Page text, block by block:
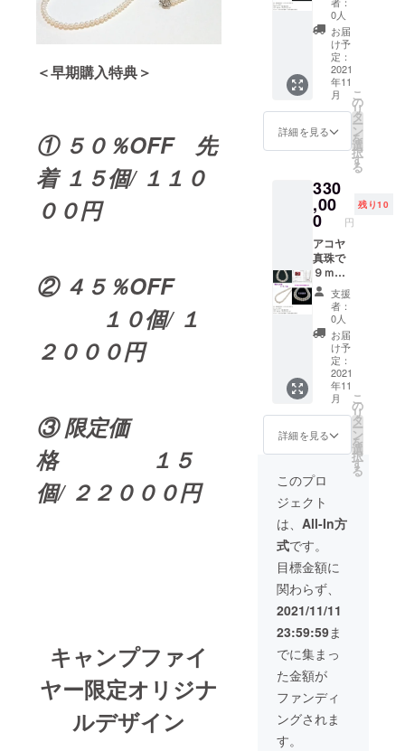
＜早期購入特典＞
① ５０％OFF 先
着 １５個/ １１０
００円
② ４５％OFF
１０個/ １
２０００円
③ 限定価
格 １５
個/ ２２０００円
キャンプファイ
ヤー限定オリジナ
ルデザイン
究所鑑
別付き
花珠桐
箱ケー
ス付
で価値
も８．
５ｍｍ
～９ｍ
ｍより
１．５
倍以上
異なり
ます。
花珠真
ス 稀
少な大
珠 9～
9.5mm
国内
トップ
クラス
の真珠
総合研
究所鑑
別付き
花珠桐
箱ケー
ス付
0人
お届
け予
定：
2021
年11
月
詳細を見る
こ
の
リ
タ
ー
ン
を
選
択
す
る
330
,00
0 円
残り10
アコヤ
真珠で
９ｍｍ
珠以上
は稀少
で価値
も８．
５ｍｍ
～９ｍ
ｍより
１．５
倍以上
異なり
ます。
花珠真
クレ
ス 稀
少な大
珠 9～
9.5mm
国内
トップ
クラス
の真珠
総合研
究所鑑
別付き
花珠桐
箱ケー
ス付
支援
者：
0人
お届
け予
定：
2021
年11
月
詳細を見る
こ
の
リ
タ
ー
ン
を
選
択
す
る
このプロ
ジェクト
は、 All-In方
式です。
目標金額に
関わらず、
2021/11/11
23:59:59ま
でに集まっ
た金額が
ファンディ
ングされま
す。